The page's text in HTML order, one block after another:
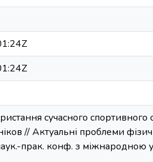
сучасного
// Актуальні проблеми
прак. конф. з міжнародною